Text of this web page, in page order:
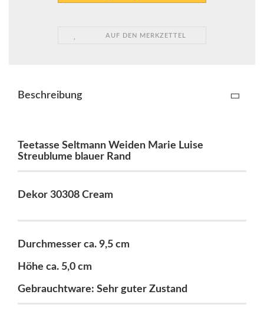
AUF DEN MERKZETTEL
Beschreibung
Teetasse Seltmann Weiden Marie Luise
Streublume blauer Rand
Dekor 30308 Cream
Durchmesser ca. 9,5 cm
Höhe ca. 5,0 cm
Gebrauchtware: Sehr guter Zustand